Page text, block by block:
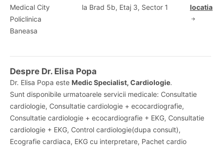
Medical City
Policlinica
Baneasa
la Brad 5b, Etaj 3, Sector 1
locatia
Despre Dr. Elisa Popa
Dr. Elisa Popa este Medic Specialist, Cardiologie.
Sunt disponibile urmatoarele servicii medicale: Consultatie
cardiologie, Consultatie cardiologie + ecocardiografie,
Consultatie cardiologie + ecocardiografie + EKG, Consultatie
cardiologie + EKG, Control cardiologie(dupa consult),
Ecografie cardiaca, EKG cu interpretare, Pachet cardio